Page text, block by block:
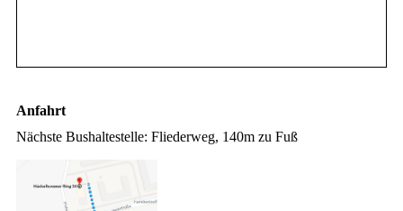
Anfahrt
Nächste Bushaltestelle: Fliederweg, 140m zu Fuß